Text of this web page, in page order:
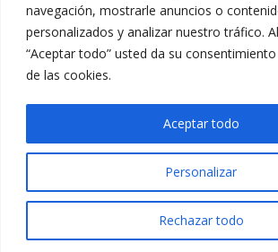
navegación, mostrarle anuncios o
personalizados y analizar nuestro tráfico.
“Aceptar todo” usted da su
de las cookies.
Personalizar
Rechazar todo
Aceptar todo
968 25 01 20
C/ Huerto de las bombas nº6.
Privacidad|
© 2018 Todos los derechos
ACRILONIA